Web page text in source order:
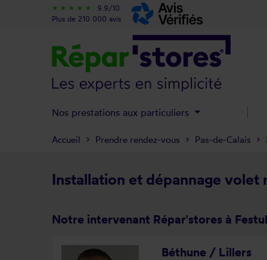
Installation et dépannage volet
Notre intervenant Répar'stores à
Béthune / Lillers
Accueil Prendre rendez-vous Pas-de-Calais
star_rate star_rate star_rate star_rate star_rate
9.9/10
Plus de 210 000 avis
Nos prestations aux particuliers